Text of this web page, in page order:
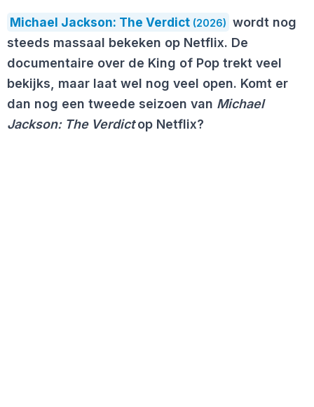
Michael Jackson: The Verdict (2026) wordt nog
steeds massaal bekeken op Netflix. De
documentaire over de King of Pop trekt veel
bekijks, maar laat wel nog veel open. Komt er
dan nog een tweede seizoen van Michael
Jackson: The Verdictop Netflix?